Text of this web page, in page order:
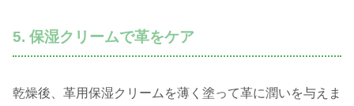
5. 保湿クリームで革をケア
乾燥後、革用保湿クリームを薄く塗って革に潤いを与えま